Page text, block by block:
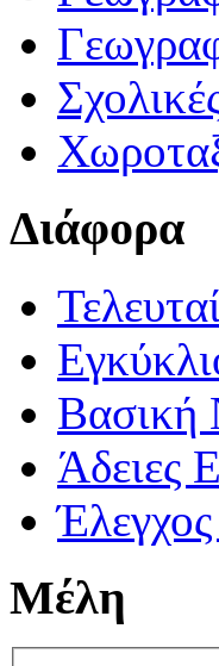
Διάφορα
Βασική
Άδειες
Μέλη